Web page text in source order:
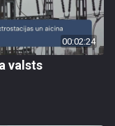
00:02:24
valsts